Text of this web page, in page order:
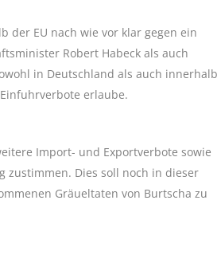
der EU nach wie vor klar gegen ein
Robert Habeck als auch
in Deutschland als auch innerhalb
erlaube.
Import- und Exportverbote sowie
zustimmen. Dies soll noch in dieser
Gräueltaten von Burtscha zu